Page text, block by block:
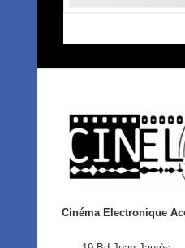
Cinéma Electronique